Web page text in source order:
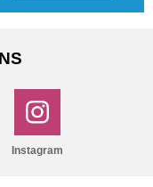
Instagram